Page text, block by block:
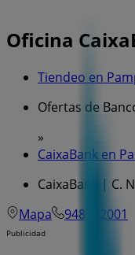
Oficina
Tiendeo en
Ofertas de
»
CaixaBank en
CaixaBank | C.
Mapa
948222001
Publicidad